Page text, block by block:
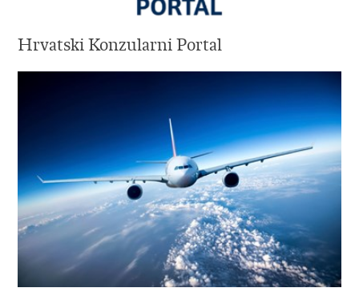
Hrvatski Konzularni Portal